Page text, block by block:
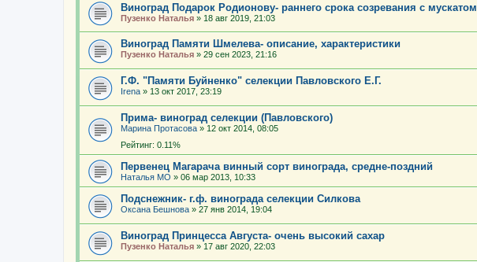
Виноград Подарок Родионову- раннего срока созревания с мускатом
Пузенко Наталья » 18 авг 2019, 21:03
Виноград Памяти Шмелева- описание, характеристики
Пузенко Наталья » 29 сен 2023, 21:16
Г.Ф. "Памяти Буйненко" селекции Павловского Е.Г.
Irenа » 13 окт 2017, 23:19
Прима- виноград селекции (Павловского)
Марина Протасова » 12 окт 2014, 08:05
Рейтинг: 0.11%
Первенец Магарача винный сорт винограда, средне-поздний
Наталья МО » 06 мар 2013, 10:33
Подснежник- г.ф. винограда селекции Силкова
Оксана Бешнова » 27 янв 2014, 19:04
Виноград Принцесса Августа- очень высокий сахар
Пузенко Наталья » 17 авг 2020, 22:03